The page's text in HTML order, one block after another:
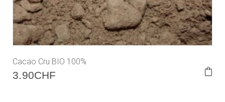
Cacao Cru BIO 100%
3.90CHF